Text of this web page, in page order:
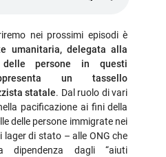
nei prossimi episodi è
umanitaria, delegata alla
delle persone in questi
un tassello
statale. Dal ruolo di vari
pacificazione ai fini della
delle persone immigrate nei
lager di stato – alle ONG che
dipendenza dagli “aiuti